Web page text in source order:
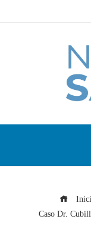
Caso Dr.